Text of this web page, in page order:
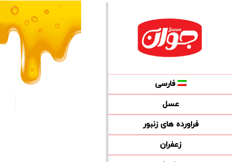
فارسی
عسل
فراورده های زنبور
زعفران